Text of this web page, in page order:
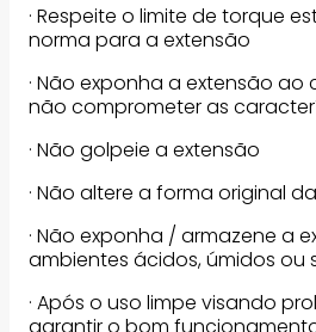
· Respeite o limite de torque
norma para a extensão
· Não exponha a extensão ao
não comprometer as
· Não golpeie a extensão
· Não altere a forma original
· Não exponha / armazene a
ambientes ácidos, úmidos ou
· Após o uso limpe visando
garantir o bom